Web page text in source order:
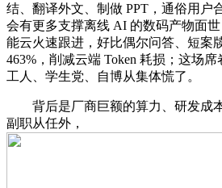
结、翻译外文、制做 PPT，通俗用户
会有更多支撑离线 AI 的数码产物面
能云火速跟进，好比偶尔问答、短案
463%，削减云端 Token 耗损；这场
工人、学生党、自博从集体慌了。
背后是厂商巨额的算力、研发成
副职从任外，